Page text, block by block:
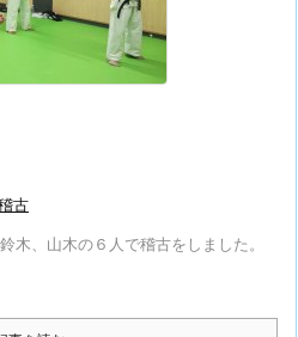
古
木、山木の６人で稽古をしました。